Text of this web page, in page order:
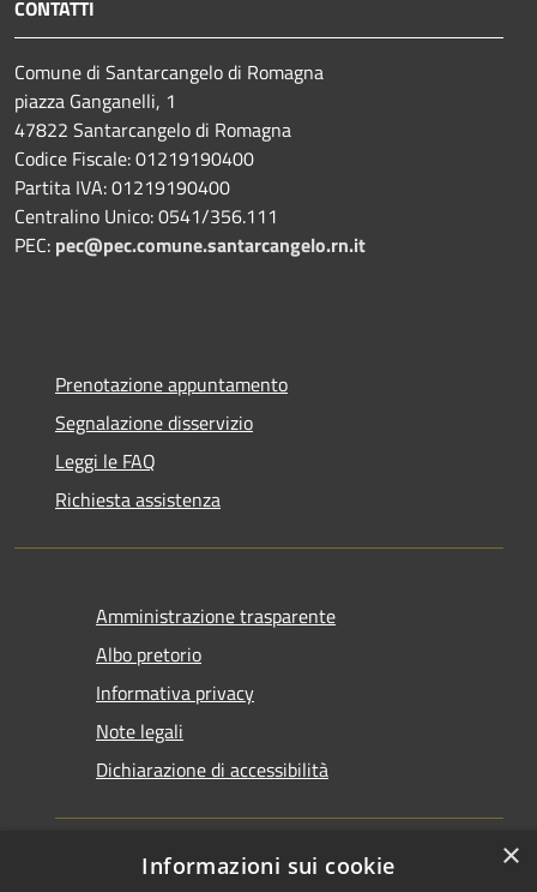
CONTATTI
Comune di Santarcangelo di Romagna
piazza Ganganelli, 1
47822 Santarcangelo di Romagna
Codice Fiscale: 01219190400
Partita IVA: 01219190400
Centralino Unico: 0541/356.111
PEC: pec@pec.comune.santarcangelo.rn.it
Prenotazione appuntamento
Segnalazione disservizio
Leggi le FAQ
Richiesta assistenza
Amministrazione trasparente
Albo pretorio
Informativa privacy
Note legali
Dichiarazione di accessibilità
×
Informazioni sui cookie